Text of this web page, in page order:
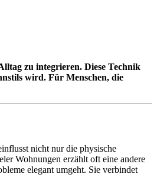
zu integrieren. Diese Technik
wird. Für Menschen, die
nicht nur die physische
Wohnungen erzählt oft eine andere
elegant umgeht. Sie verbindet